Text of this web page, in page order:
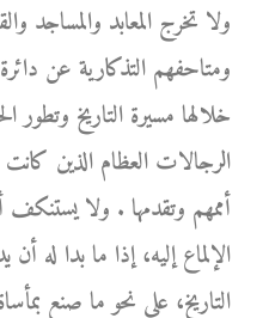
ولا تخرج المعابد والمساجد
ومتاحفهم التذكارية عن
خلالها مسيرة التاريخ وتطور
الرجالات العظام الذين
أممهم وتقدمها . ولا يستنكف
الإلماع إليه، إذا ما بدا له
التاريخ، على نحو ما صنع